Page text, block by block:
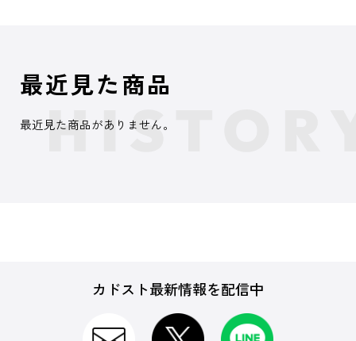
最近見た商品
最近見た商品がありません。
カドスト最新情報を配信中